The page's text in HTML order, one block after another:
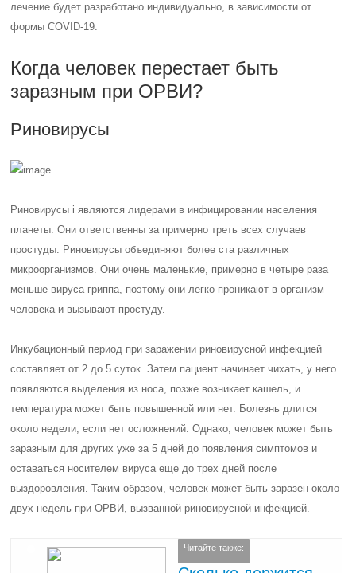
лечение будет разработано индивидуально, в зависимости от
формы COVID-19.
Когда человек перестает быть
заразным при ОРВИ?
Риновирусы
Риновирусы i являются лидерами в инфицировании населения
планеты. Они ответственны за примерно треть всех случаев
простуды. Риновирусы объединяют более ста различных
микроорганизмов. Они очень маленькие, примерно в четыре раза
меньше вируса гриппа, поэтому они легко проникают в организм
человека и вызывают простуду.
Инкубационный период при заражении риновирусной инфекцией
составляет от 2 до 5 суток. Затем пациент начинает чихать, у него
появляются выделения из носа, позже возникает кашель, и
температура может быть повышенной или нет. Болезнь длится
около недели, если нет осложнений. Однако, человек может быть
заразным для других уже за 5 дней до появления симптомов и
оставаться носителем вируса еще до трех дней после
выздоровления. Таким образом, человек может быть заразен около
двух недель при ОРВИ, вызванной риновирусной инфекцией.
Читайте также: